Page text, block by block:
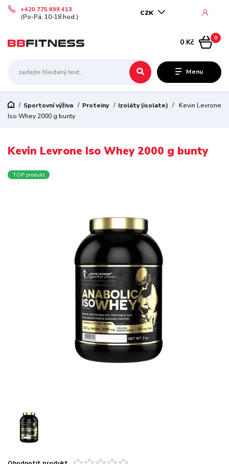
Menu
CZK
+420 775 699 413
(Po-Pá, 10-18 hod.)
0
0 Kč
Sportovní výživa Proteiny Izoláty (isolate)
Kevin Levrone
Iso Whey 2000 g bunty
Kevin Levrone Iso Whey 2000 g bunty
TOP produkt